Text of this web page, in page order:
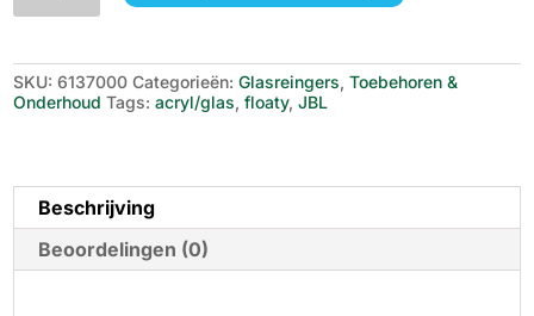
aantal
SKU:6137000 Categorieën:Glasreingers,Toebehoren &
Onderhoud Tags:acryl/glas,floaty,JBL
Beschrijving
Beoordelingen (0)